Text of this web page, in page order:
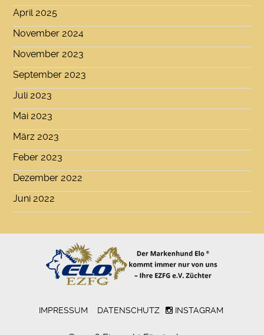
April 2025
November 2024
November 2023
September 2023
Juli 2023
Mai 2023
März 2023
Feber 2023
Dezember 2022
Juni 2022
IMPRESSUM DATENSCHUTZ INSTAGRAM